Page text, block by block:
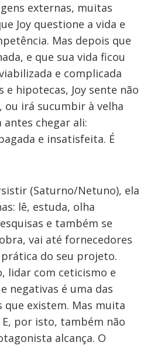
externas, muitas
Joy questione a vida e
Mas depois que
e que sua vida ficou
e complicada
e hipotecas, Joy sente não
ou irá sucumbir à velha
antes chegar ali:
e insatisfeita. É
(Saturno/Netuno), ela
lê, estuda, olha
e também se
vai até fornecedores
do seu projeto.
lidar com ceticismo e
negativas é uma das
que existem. Mas muita
por isto, também não
alcança. O